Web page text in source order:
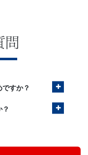
問
すか？